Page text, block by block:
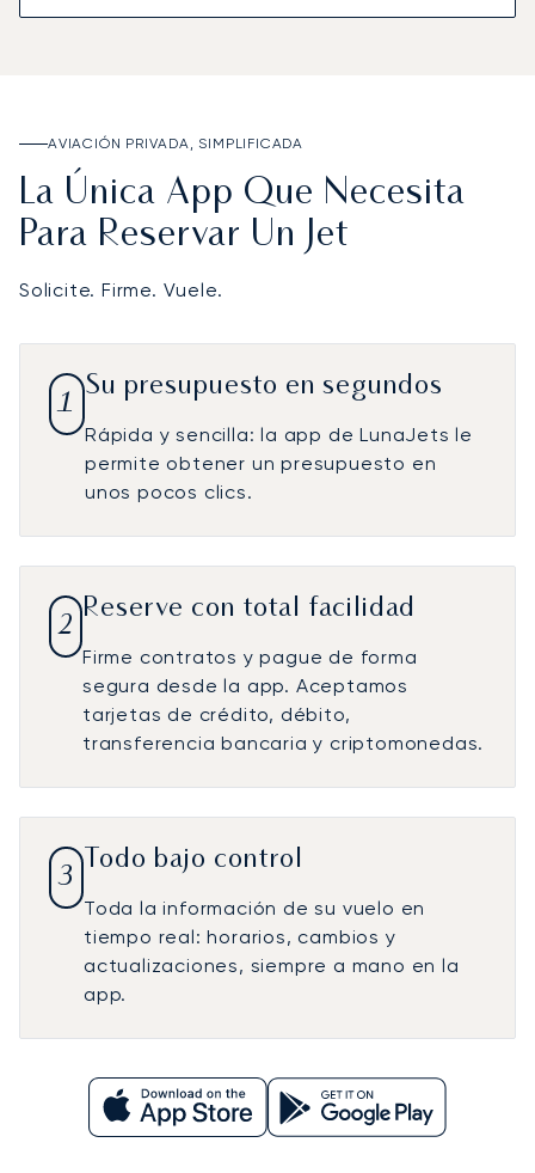
AVIACIÓN PRIVADA, SIMPLIFICADA
La Única App Que Necesita
Para Reservar Un Jet
Solicite. Firme. Vuele.
1
Su presupuesto en segundos
Rápida y sencilla: la app de LunaJets le
permite obtener un presupuesto en
unos pocos clics.
2
Reserve con total facilidad
Firme contratos y pague de forma
segura desde la app. Aceptamos
tarjetas de crédito, débito,
transferencia bancaria y criptomonedas.
3
Todo bajo control
Toda la información de su vuelo en
tiempo real: horarios, cambios y
actualizaciones, siempre a mano en la
app.